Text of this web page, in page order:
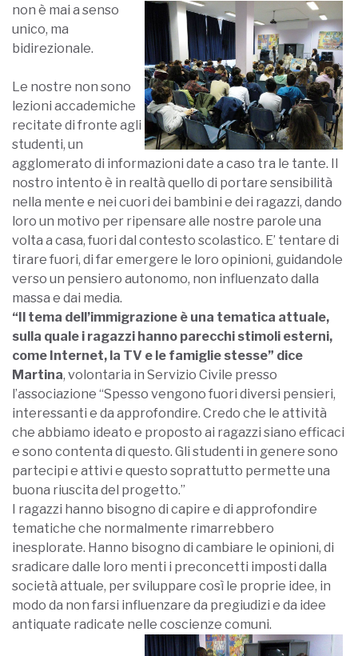
non è mai a senso
unico, ma
bidirezionale.
Le nostre non sono
lezioni accademiche
recitate di fronte agli
studenti, un
agglomerato di informazioni date a caso tra le tante. Il
nostro intento è in realtà quello di portare sensibilità
nella mente e nei cuori dei bambini e dei ragazzi, dando
loro un motivo per ripensare alle nostre parole una
volta a casa, fuori dal contesto scolastico. E’ tentare di
tirare fuori, di far emergere le loro opinioni, guidandole
verso un pensiero autonomo, non influenzato dalla
massa e dai media.
“Il tema dell’immigrazione è una tematica attuale,
sulla quale i ragazzi hanno parecchi stimoli esterni,
come Internet, la TV e le famiglie stesse” dice
Martina, volontaria in Servizio Civile presso
l’associazione “Spesso vengono fuori diversi pensieri,
interessanti e da approfondire. Credo che le attività
che abbiamo ideato e proposto ai ragazzi siano efficaci
e sono contenta di questo. Gli studenti in genere sono
partecipi e attivi e questo soprattutto permette una
buona riuscita del progetto.”
I ragazzi hanno bisogno di capire e di approfondire
tematiche che normalmente rimarrebbero
inesplorate. Hanno bisogno di cambiare le opinioni, di
sradicare dalle loro menti i preconcetti imposti dalla
società attuale, per sviluppare così le proprie idee, in
modo da non farsi influenzare da pregiudizi e da idee
antiquate radicate nelle coscienze comuni.